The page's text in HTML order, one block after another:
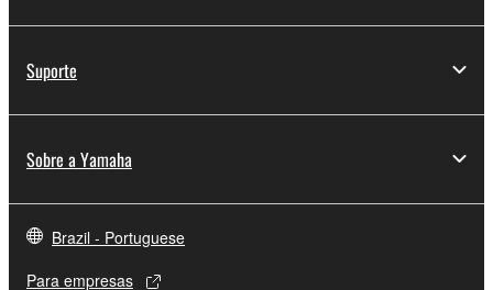
Suporte
Sobre a Yamaha
Brazil - Portuguese
Para empresas